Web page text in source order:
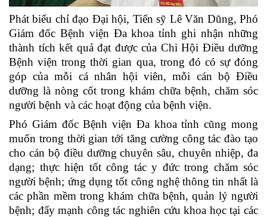
Phát biểu chỉ đạo Đại hội, Tiến sỹ Lê Văn Dũng, Phó
Giám đốc Bệnh viện Đa khoa tỉnh ghi nhận những
thành tích kết quả đạt được của Chi Hội Điều dưỡng
Bệnh viện trong thời gian qua, trong đó có sự đóng
góp của mỗi cá nhân hội viên, mỗi cán bộ Điều
dưỡng là nòng cốt trong khám chữa bệnh, chăm sóc
người bệnh và các hoạt động của bệnh viện.
Phó Giám đốc Bệnh viện Đa khoa tỉnh cũng mong
muốn trong thời gian tới tăng cường công tác đào tạo
cho cán bộ điều dưỡng chuyên sâu, chuyên nhiệp, đa
dạng; thực hiện tốt công tác y đức trong chăm sóc
người bệnh; ứng dụng tốt công nghệ thông tin nhất là
các phần mềm trong khám chữa bệnh, quản lý người
bệnh; đẩy mạnh công tác nghiên cứu khoa học tại các